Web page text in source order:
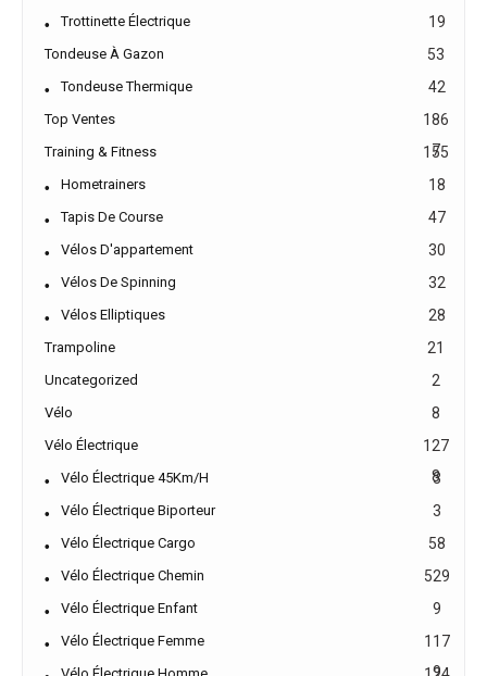
Trottinette Électrique 19
Tondeuse À Gazon 53
Tondeuse Thermique 42
Top Ventes
186
7
Training & Fitness 155
Hometrainers 18
Tapis De Course 47
Vélos D'appartement 30
Vélos De Spinning 32
Vélos Elliptiques 28
Trampoline 21
Uncategorized 2
Vélo 8
Vélo Électrique
127
8
Vélo Électrique 45Km/h 3
Vélo Électrique Biporteur 3
Vélo Électrique Cargo 58
Vélo Électrique Chemin 529
Vélo Électrique Enfant 9
Vélo Électrique Femme
117
9